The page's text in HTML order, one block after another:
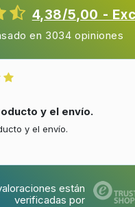
4,38/5,00 -
en 3034 opiniones
y el envío.
y el envío.
están
verificadas por